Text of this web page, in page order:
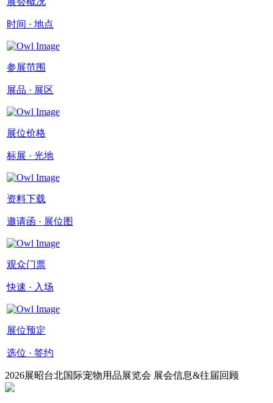
时间 · 地点
参展范围
展品 · 展区
展位价格
标展 · 光地
资料下载
邀请函 · 展位图
观众门票
快速 · 入场
展位预定
选位 · 签约
2026展昭台北国际宠物用品展览会 展会信息&往届回顾